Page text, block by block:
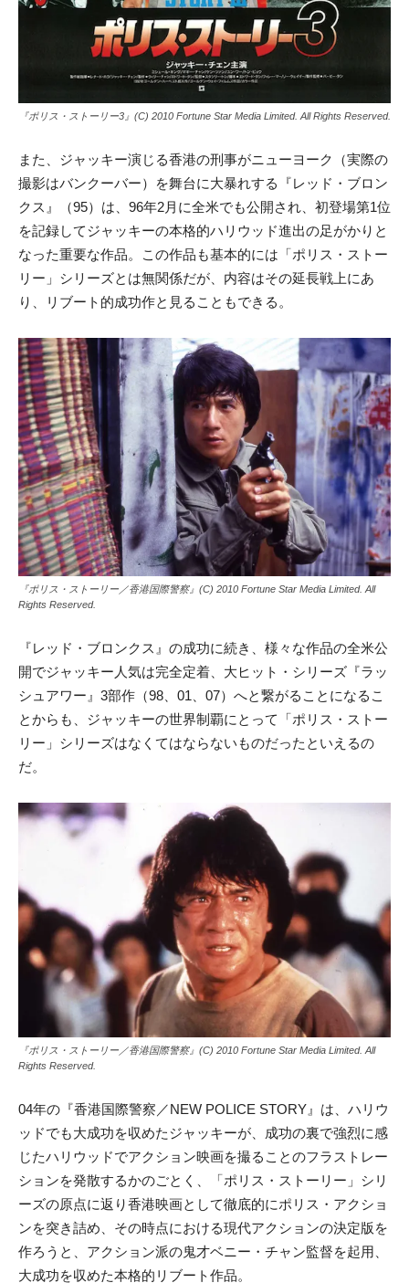
『ポリス・ストーリー3』(C) 2010 Fortune Star Media Limited. All Rights Reserved.
また、ジャッキー演じる香港の刑事がニューヨーク（実際の
撮影はバンクーバー）を舞台に大暴れする『レッド・ブロン
クス』（95）は、96年2月に全米でも公開され、初登場第1位
を記録してジャッキーの本格的ハリウッド進出の足がかりと
なった重要な作品。この作品も基本的には「ポリス・ストー
リー」シリーズとは無関係だが、内容はその延長戦上にあ
り、リブート的成功作と見ることもできる。
『ポリス・ストーリー／香港国際警察』(C) 2010 Fortune Star Media Limited. All
Rights Reserved.
『レッド・ブロンクス』の成功に続き、様々な作品の全米公
開でジャッキー人気は完全定着、大ヒット・シリーズ『ラッ
シュアワー』3部作（98、01、07）へと繋がることになるこ
とからも、ジャッキーの世界制覇にとって「ポリス・ストー
リー」シリーズはなくてはならないものだったといえるの
だ。
『ポリス・ストーリー／香港国際警察』(C) 2010 Fortune Star Media Limited. All
Rights Reserved.
04年の『香港国際警察／NEW POLICE STORY』は、ハリウ
ッドでも大成功を収めたジャッキーが、成功の裏で強烈に感
じたハリウッドでアクション映画を撮ることのフラストレー
ションを発散するかのごとく、「ポリス・ストーリー」シリ
ーズの原点に返り香港映画として徹底的にポリス・アクショ
ンを突き詰め、その時点における現代アクションの決定版を
作ろうと、アクション派の鬼才ベニー・チャン監督を起用、
大成功を収めた本格的リブート作品。